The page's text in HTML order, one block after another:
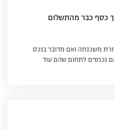
כסף כבר מהתשלום
משכנתה ואם מדובר בנכס
נכנסים לתחום שהם עוד